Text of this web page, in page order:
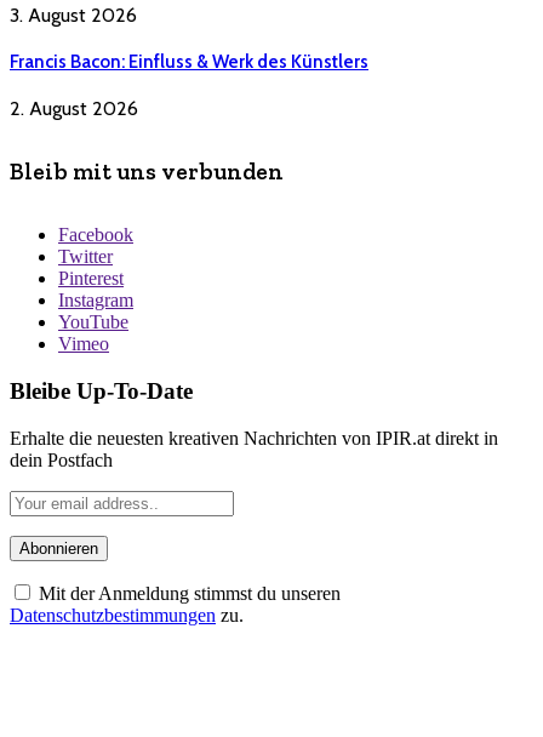
3. August 2026
Francis Bacon: Einfluss & Werk des Künstlers
2. August 2026
Bleib mit uns verbunden
Facebook
Twitter
Pinterest
Instagram
YouTube
Vimeo
Bleibe Up-To-Date
Erhalte die neuesten kreativen Nachrichten von IPIR.at direkt in
dein Postfach
Mit der Anmeldung stimmst du unseren
Datenschutzbestimmungen zu.